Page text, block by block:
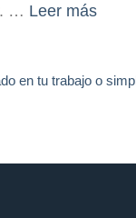
… Leer más
en tu trabajo o